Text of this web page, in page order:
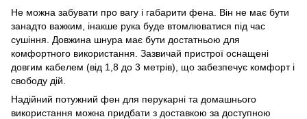
Не можна забувати про вагу і габарити фена. Він не має бути
занадто важким, інакше рука буде втомлюватися під час
сушіння. Довжина шнура має бути достатньою для
комфортного використання. Зазвичай пристрої оснащені
довгим кабелем (від 1,8 до 3 метрів), що забезпечує комфорт і
свободу дій.
Надійний потужний фен для перукарні та домашнього
використання можна придбати з доставкою за доступною